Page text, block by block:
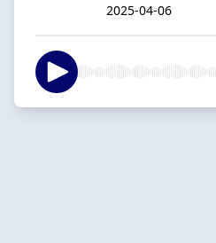
2025-04-06